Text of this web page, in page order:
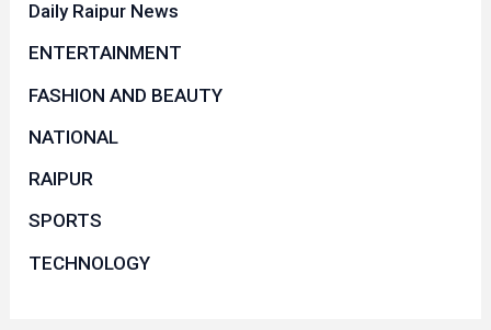
Daily Raipur News
ENTERTAINMENT
FASHION AND BEAUTY
NATIONAL
RAIPUR
SPORTS
TECHNOLOGY